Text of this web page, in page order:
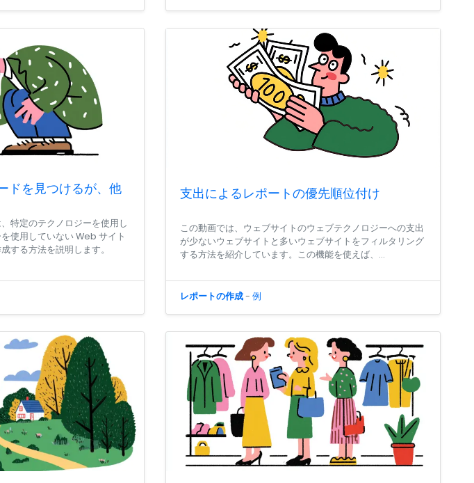
ドを見つけるが、他
特定のテクノロジーを使用し
使用していない Web サイト
る方法を説明します。
支出によるレポートの優先順位付け
この動画では、ウェブサイトのウェブテクノロジーへの支出
が少ないウェブサイトと多いウェブサイトをフィルタリング
する方法を紹介しています。この機能を使えば、...
レポートの作成- 例